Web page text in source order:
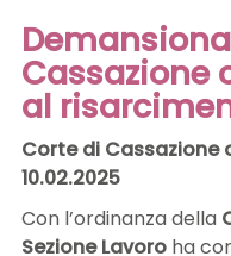
Cassazione
al
Corte di Cassazione
10.02.2025
Con l’ordinanza della
Sezione Lavoro ha